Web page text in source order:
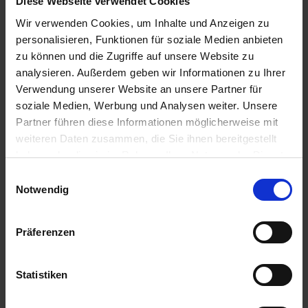
Wir verwenden Cookies, um Inhalte und Anzeigen zu
personalisieren, Funktionen für soziale Medien anbieten
zu können und die Zugriffe auf unsere Website zu
analysieren. Außerdem geben wir Informationen zu Ihrer
Verwendung unserer Website an unsere Partner für
soziale Medien, Werbung und Analysen weiter. Unsere
Partner führen diese Informationen möglicherweise mit
weiteren Daten zusammen, die Sie ihnen bereitgestellt
haben oder die sie im Rahmen Ihrer Nutzung der Dienste
Notwendig
Präferenzen
Statistiken
zzgl. MwSt.
384,94 € / St
IN DEN
WARENKORB
7206300
zzgl. MwSt.
IN DEN
WARENKORB
Anmelden für Ihren persönlichen Preis
2,64 €
Auf Lager